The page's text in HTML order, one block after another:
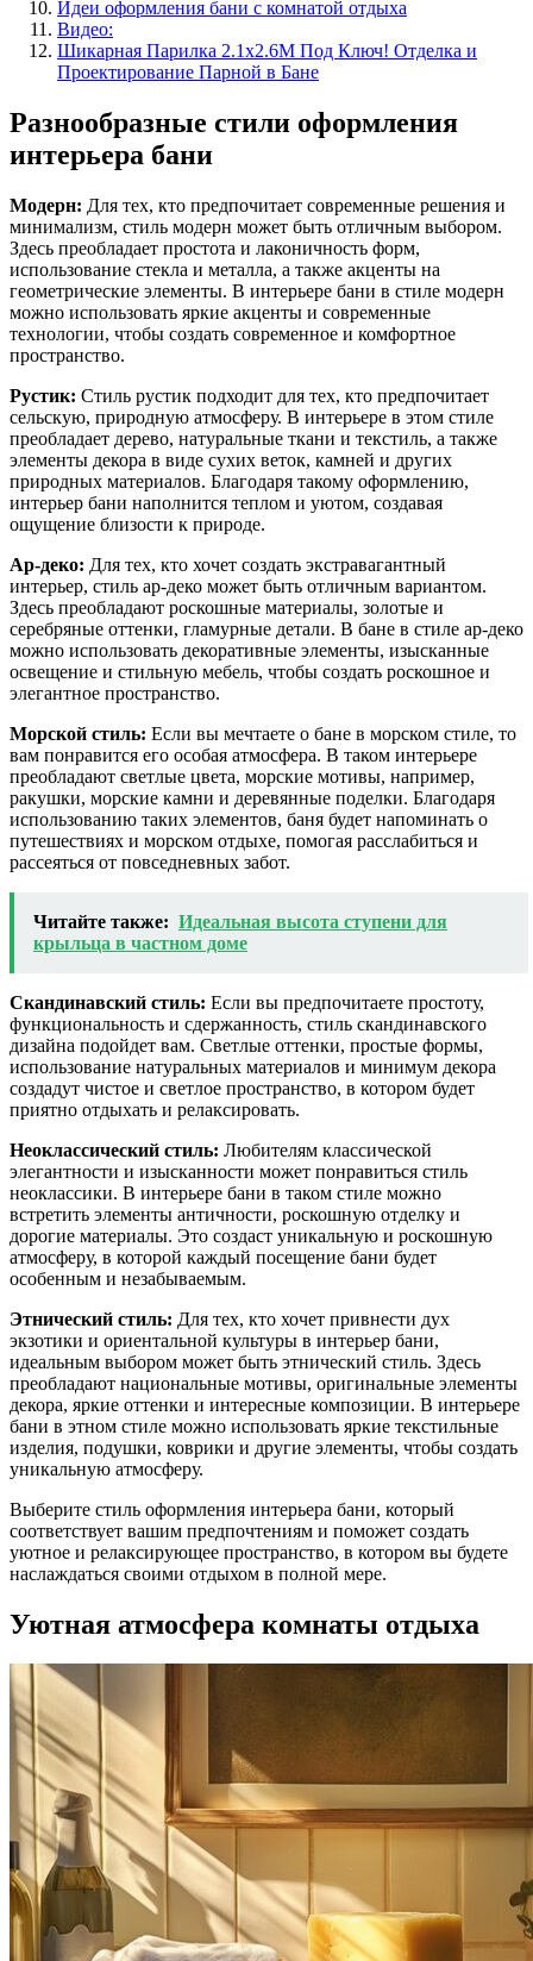
Идеи оформления бани с комнатой отдыха
Видео:
Шикарная Парилка 2.1х2.6М Под Ключ! Отделка и
Проектирование Парной в Бане
Разнообразные стили оформления
интерьера бани
Модерн: Для тех, кто предпочитает современные решения и
минимализм, стиль модерн может быть отличным выбором.
Здесь преобладает простота и лаконичность форм,
использование стекла и металла, а также акценты на
геометрические элементы. В интерьере бани в стиле модерн
можно использовать яркие акценты и современные
технологии, чтобы создать современное и комфортное
пространство.
Рустик: Стиль рустик подходит для тех, кто предпочитает
сельскую, природную атмосферу. В интерьере в этом стиле
преобладает дерево, натуральные ткани и текстиль, а также
элементы декора в виде сухих веток, камней и других
природных материалов. Благодаря такому оформлению,
интерьер бани наполнится теплом и уютом, создавая
ощущение близости к природе.
Ар-деко: Для тех, кто хочет создать экстравагантный
интерьер, стиль ар-деко может быть отличным вариантом.
Здесь преобладают роскошные материалы, золотые и
серебряные оттенки, гламурные детали. В бане в стиле ар-деко
можно использовать декоративные элементы, изысканные
освещение и стильную мебель, чтобы создать роскошное и
элегантное пространство.
Морской стиль: Если вы мечтаете о бане в морском стиле, то
вам понравится его особая атмосфера. В таком интерьере
преобладают светлые цвета, морские мотивы, например,
ракушки, морские камни и деревянные поделки. Благодаря
использованию таких элементов, баня будет напоминать о
путешествиях и морском отдыхе, помогая расслабиться и
рассеяться от повседневных забот.
Читайте также: Идеальная высота ступени для
крыльца в частном доме
Скандинавский стиль: Если вы предпочитаете простоту,
функциональность и сдержанность, стиль скандинавского
дизайна подойдет вам. Светлые оттенки, простые формы,
использование натуральных материалов и минимум декора
создадут чистое и светлое пространство, в котором будет
приятно отдыхать и релаксировать.
Неоклассический стиль: Любителям классической
элегантности и изысканности может понравиться стиль
неоклассики. В интерьере бани в таком стиле можно
встретить элементы античности, роскошную отделку и
дорогие материалы. Это создаст уникальную и роскошную
атмосферу, в которой каждый посещение бани будет
особенным и незабываемым.
Этнический стиль: Для тех, кто хочет привнести дух
экзотики и ориентальной культуры в интерьер бани,
идеальным выбором может быть этнический стиль. Здесь
преобладают национальные мотивы, оригинальные элементы
декора, яркие оттенки и интересные композиции. В интерьере
бани в этном стиле можно использовать яркие текстильные
изделия, подушки, коврики и другие элементы, чтобы создать
уникальную атмосферу.
Выберите стиль оформления интерьера бани, который
соответствует вашим предпочтениям и поможет создать
уютное и релаксирующее пространство, в котором вы будете
наслаждаться своими отдыхом в полной мере.
Уютная атмосфера комнаты отдыха